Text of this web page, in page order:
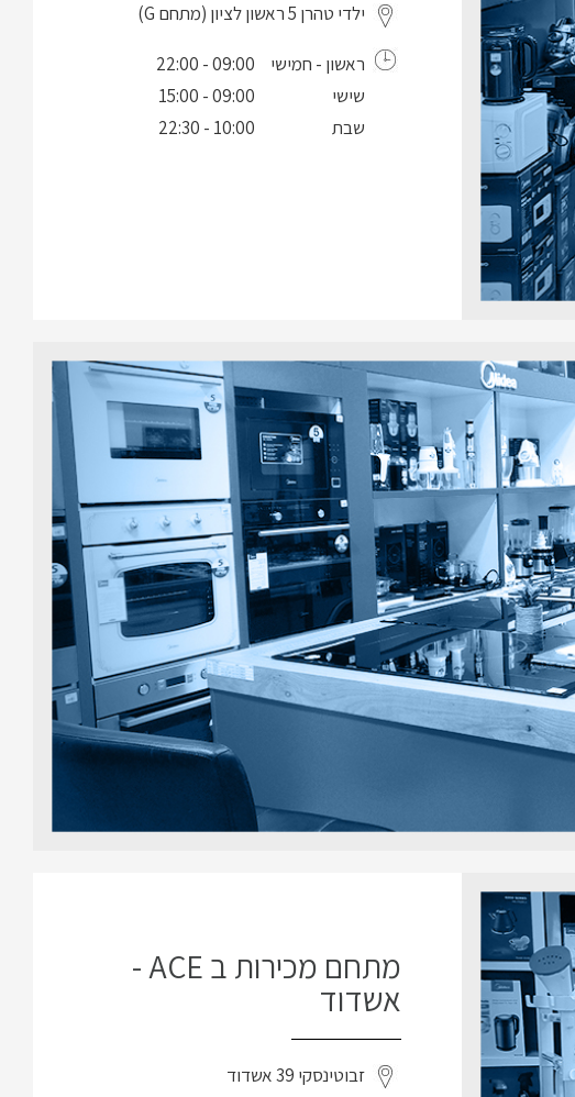
ילדי טהרן 5 ראשון לציון (מתחם G)
ראשון - חמישי
09:00 - 22:00
שישי
09:00 - 15:00
שבת
10:00 - 22:30
מתחם מכירות ב ACE -
אשדוד
זבוטינסקי 39 אשדוד